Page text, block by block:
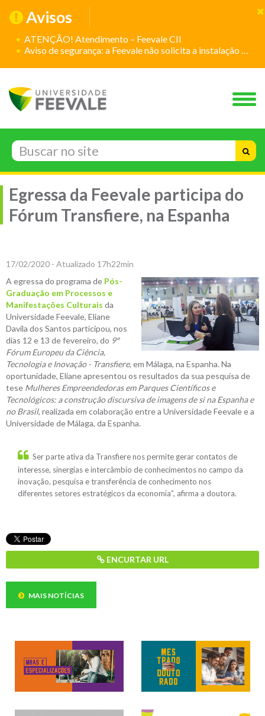
Avisos
ATENÇÃO! Atendimento – Feevale CII
Aviso de segurança: a Feevale não solicita a instalação de aplicativos
Egressa da Feevale participa do
Fórum Transfiere, na Espanha
17/02/2020 - Atualizado 17h22min
A egressa do programa de Pós-
Graduação em Processos e
Manifestações Culturais da
Universidade Feevale, Eliane
Davila dos Santos participou, nos
dias 12 e 13 de fevereiro, do 9º
Fórum Europeu da Ciência,
Tecnologia e Inovação - Transfiere, em Málaga, na Espanha. Na
oportunidade, Eliane apresentou os resultados da sua pesquisa de
tese Mulheres Empreendedoras em Parques Científicos e
Tecnológicos: a construção discursiva de imagens de si na Espanha e
no Brasil, realizada em colaboração entre a Universidade Feevale e a
Universidade de Málaga, da Espanha.
Ser parte ativa da Transfiere nos permite gerar contatos de
interesse, sinergias e intercâmbio de conhecimentos no campo da
inovação, pesquisa e transferência de conhecimento nos
diferentes setores estratégicos da economia”, afirma a doutora.
ENCURTAR URL
MAIS NOTÍCIAS